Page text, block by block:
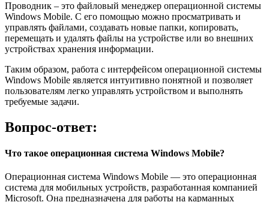
Проводник – это файловый менеджер операционной системы
Windows Mobile. С его помощью можно просматривать и
управлять файлами, создавать новые папки, копировать,
перемещать и удалять файлы на устройстве или во внешних
устройствах хранения информации.
Таким образом, работа с интерфейсом операционной системы
Windows Mobile является интуитивно понятной и позволяет
пользователям легко управлять устройством и выполнять
требуемые задачи.
Вопрос-ответ:
Что такое операционная система Windows Mobile?
Операционная система Windows Mobile — это операционная
система для мобильных устройств, разработанная компанией
Microsoft. Она предназначена для работы на карманных